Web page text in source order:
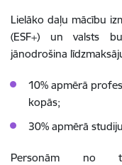
Lielāko daļu mācību
(ESF+) un valsts
jānodrošina
10% apmērā
kopās;
30% apmērā
Personām no